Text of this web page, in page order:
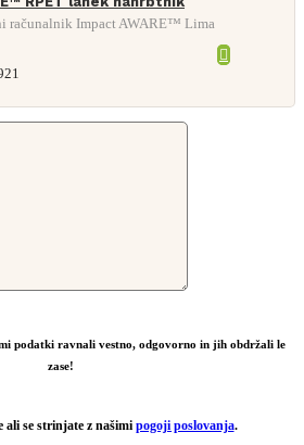
računalnik Impact AWARE™ Lima
podatki ravnali vestno, odgovorno in jih obdržali le
zase!
ali se strinjate z našimi pogoji poslovanja.